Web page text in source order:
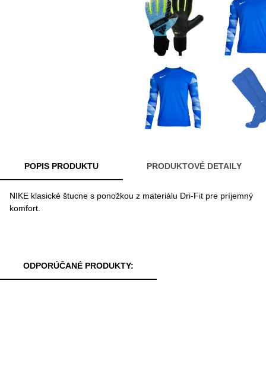
POPIS PRODUKTU PRODUKTOVÉ DETAILY
NIKE klasické štucne s ponožkou z materiálu Dri-Fit pre príjemný
komfort.
ODPORÚČANÉ PRODUKTY: